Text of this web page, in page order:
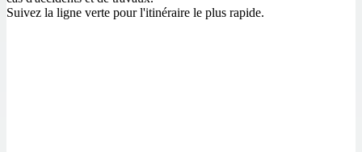
Suivez la ligne verte pour l'itinéraire le plus rapide.